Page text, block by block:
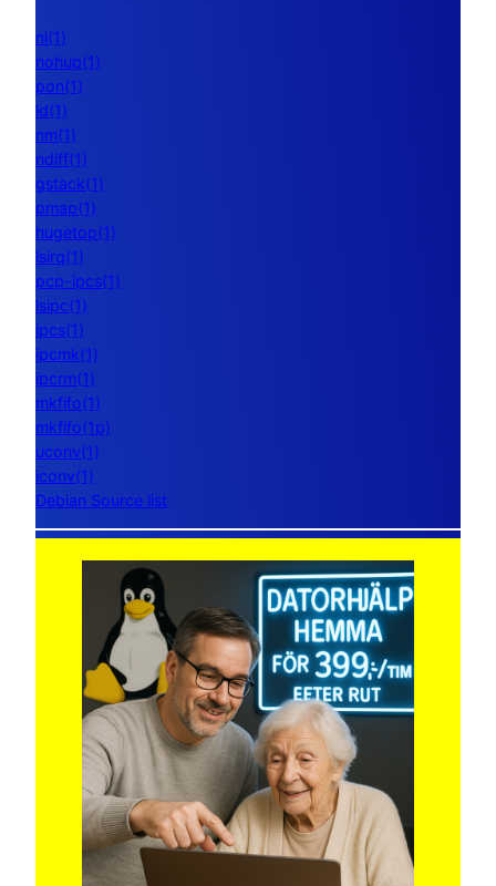
nl(1)
nohup(1)
pon(1)
ld(1)
nm(1)
ndiff(1)
gstack(1)
pmap(1)
hugetop(1)
lsirq(1)
pcp-ipcs(1)
lsipc(1)
ipcs(1)
ipcmk(1)
ipcrm(1)
mkfifo(1)
mkfifo(1p)
uconv(1)
iconv(1)
Debian Source list